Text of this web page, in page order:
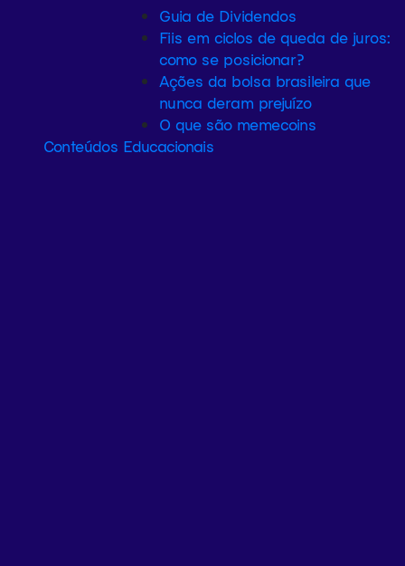
Guia de Dividendos
Fiis em ciclos de queda de juros:
como se posicionar?
Ações da bolsa brasileira que
nunca deram prejuízo
O que são memecoins
Conteúdos Educacionais